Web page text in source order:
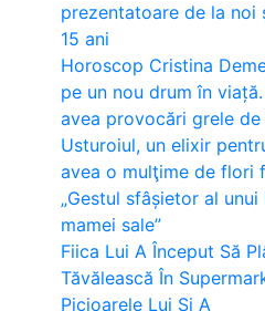
prezentatoare de la noi
15 ani
Horoscop Cristina
pe un nou drum în
avea provocări grele
Usturoiul, un elixir
avea o mulţime de flori
„Gestul sfâșietor al
mamei sale”
Fiica Lui A Început Să
Tăvălească În
Picioarele Lui Și A